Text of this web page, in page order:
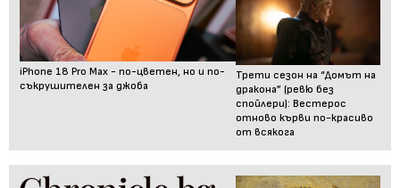
iPhone 18 Pro Max - по-цветен, но и по-
съкрушителен за джоба
Трети сезон на “Домът на
дракона” (ревю без
спойлери): Вестерос
отново кърви по-красиво
от всякога